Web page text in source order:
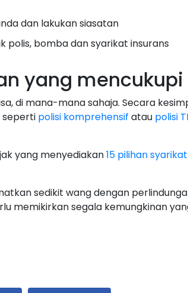
dan lakukan siasatan
polis, bomba dan syarikat insurans
yang mencukupi
di mana-mana sahaja. Secara
seperti polisi komprehensif atau polisi
yang menyediakan15 pilihan
sedikit wang dengan
memikirkan segala kemungkinan